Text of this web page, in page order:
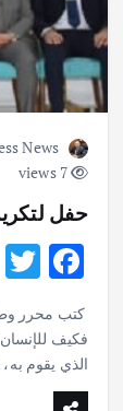
News
7 views
حفل
F
e
b
كتب محرر
فكيف
الذي يقوم